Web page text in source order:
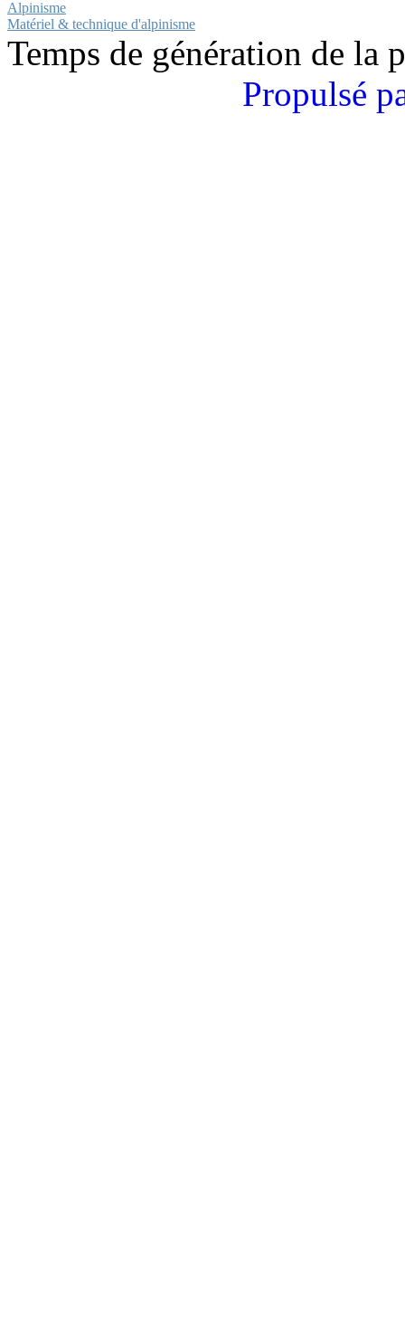
Alpinisme
Matériel & technique d'alpinisme
Temps de génération de la
Propulsé